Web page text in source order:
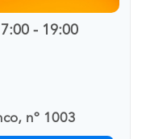
- 19:00
nº 1003